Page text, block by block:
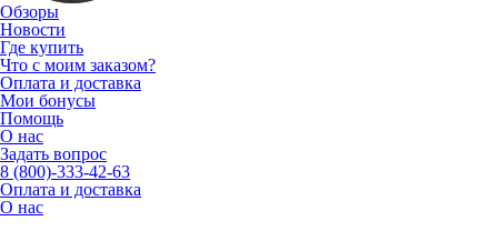
Обзоры
Новости
Где купить
Что с моим заказом?
Оплата и доставка
Мои бонусы
Помощь
О нас
Задать вопрос
8 (800)-333-42-63
Оплата и доставка
О нас